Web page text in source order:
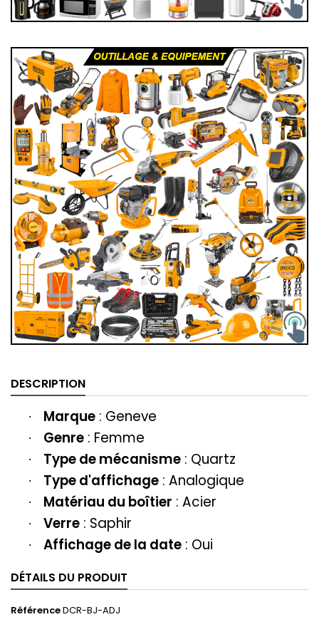
DESCRIPTION
· Marque : Geneve
· Genre : Femme
· Type de mécanisme : Quartz
· Type d'affichage : Analogique
· Matériau du boîtier : Acier
· Verre : Saphir
· Affichage de la date : Oui
DÉTAILS DU PRODUIT
RéférenceDCR-BJ-ADJ